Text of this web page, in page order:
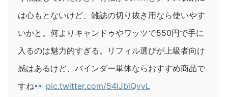
は心もとないけど、雑誌の切り抜き用なら使いやす
いかと。何よりキャンドゥやワッツで550円で手に
入るのは魅力的すぎる。リフィル選びが上級者向け
感はあるけど、バインダー単体ならおすすめ商品で
すね
pic.twitter.com/54IJbiQvvL